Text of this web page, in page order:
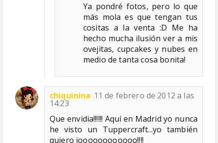
Ya pondré fotos, pero lo que
más mola es que tengan tus
cositas a la venta :D Me ha
hecho mucha ilusión ver a mis
ovejitas, cupcakes y nubes en
medio de tanta cosa bonita!
chiquinina 11 de febrero de 2012 a las
14:23
Que envidia!!!!!! Aquí en Madrid yo nunca
he visto un Tuppercraft...yo también
quiero joooooooooooo!!!!